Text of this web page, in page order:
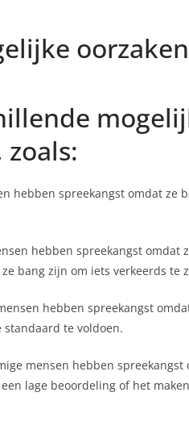
hebben spreekangst omdat
hebben spreekangst omdat
bang zijn om iets verkeerds te
hebben spreekangst
te voldoen.
mensen hebben
lage beoordeling of het